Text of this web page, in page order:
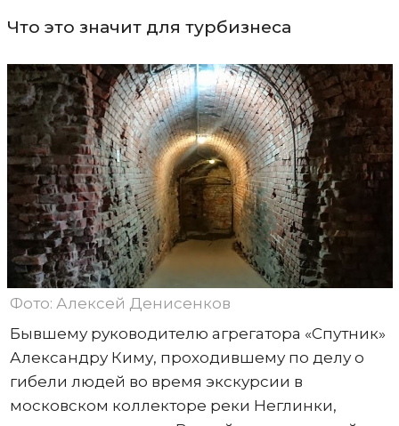
Что это значит для турбизнеса
Фото: Алексей Денисенков
Бывшему руководителю агрегатора «Спутник»
Александру Киму, проходившему по делу о
гибели людей во время экскурсии в
московском коллекторе реки Неглинки,